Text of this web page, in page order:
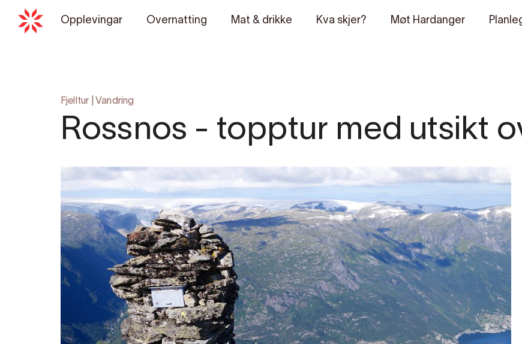
Opplevingar Overnatting Mat & drikke Kva skjer? Møt Hardanger
Fjelltur Vandring
Rossnos - topptur med utsikt